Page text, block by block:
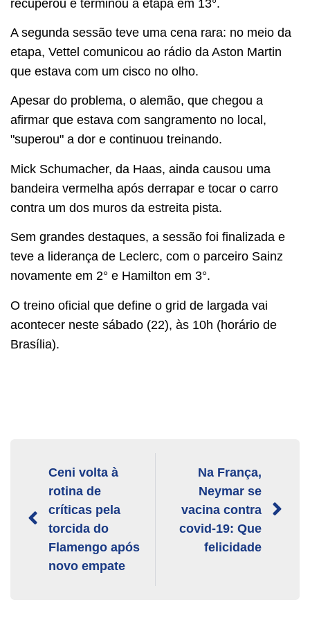
recuperou e terminou a etapa em 13°.
A segunda sessão teve uma cena rara: no meio da
etapa, Vettel comunicou ao rádio da Aston Martin
que estava com um cisco no olho.
Apesar do problema, o alemão, que chegou a
afirmar que estava com sangramento no local,
"superou" a dor e continuou treinando.
Mick Schumacher, da Haas, ainda causou uma
bandeira vermelha após derrapar e tocar o carro
contra um dos muros da estreita pista.
Sem grandes destaques, a sessão foi finalizada e
teve a liderança de Leclerc, com o parceiro Sainz
novamente em 2° e Hamilton em 3°.
O treino oficial que define o grid de largada vai
acontecer neste sábado (22), às 10h (horário de
Brasília).
Ceni volta à
rotina de
críticas pela
torcida do
Flamengo após
novo empate
Na França,
Neymar se
vacina contra
covid-19: Que
felicidade